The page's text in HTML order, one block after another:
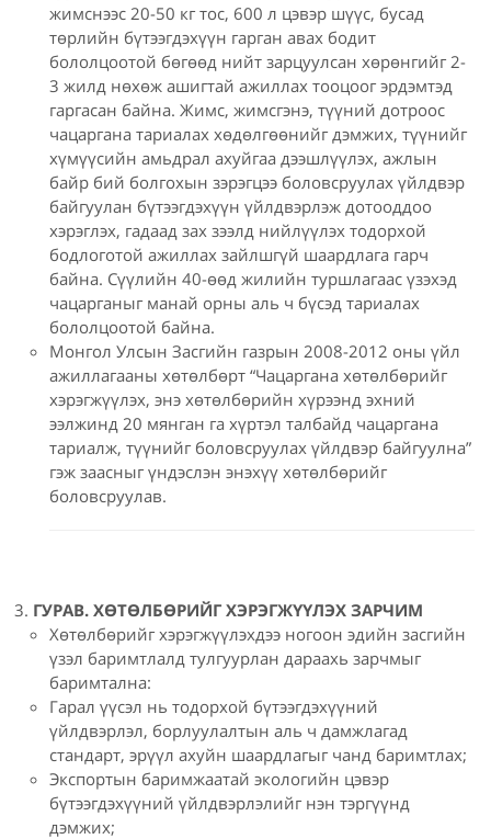
жимснээс 20-50 кг тос, 600 л цэвэр шүүс, бусад
төрлийн бүтээгдэхүүн гарган авах бодит
бололцоотой бөгөөд нийт зарцуулсан хөрөнгийг 2-
3 жилд нөхөж ашигтай ажиллах тооцоог эрдэмтэд
гаргасан байна. Жимс, жимсгэнэ, түүний дотроос
чацаргана тариалах хөдөлгөөнийг дэмжих, түүнийг
хүмүүсийн амьдрал ахуйгаа дээшлүүлэх, ажлын
байр бий болгохын зэрэгцээ боловсруулах үйлдвэр
байгуулан бүтээгдэхүүн үйлдвэрлэж дотооддоо
хэрэглэх, гадаад зах зээлд нийлүүлэх тодорхой
бодлоготой ажиллах зайлшгүй шаардлага гарч
байна. Сүүлийн 40-өөд жилийн туршлагаас үзэхэд
чацарганыг манай орны аль ч бүсэд тариалах
бололцоотой байна.
Монгол Улсын Засгийн газрын 2008-2012 оны үйл
ажиллагааны хөтөлбөрт “Чацаргана хөтөлбөрийг
хэрэгжүүлэх, энэ хөтөлбөрийн хүрээнд эхний
ээлжинд 20 мянган га хүртэл талбайд чацаргана
тариалж, түүнийг боловсруулах үйлдвэр байгуулна”
гэж заасныг үндэслэн энэхүү хөтөлбөрийг
боловсруулав.
ГУРАВ. ХӨТӨЛБӨРИЙГ ХЭРЭГЖҮҮЛЭХ ЗАРЧИМ
Хөтөлбөрийг хэрэгжүүлэхдээ ногоон эдийн засгийн
үзэл баримтлалд тулгуурлан дараахь зарчмыг
баримтална:
Гарал үүсэл нь тодорхой бүтээгдэхүүний
үйлдвэрлэл, борлуулалтын аль ч дамжлагад
стандарт, эрүүл ахуйн шаардлагыг чанд баримтлах;
Экспортын баримжаатай экологийн цэвэр
бүтээгдэхүүний үйлдвэрлэлийг нэн тэргүүнд
дэмжих;